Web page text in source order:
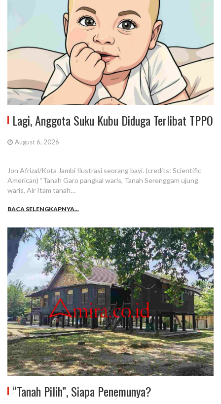
Lagi, Anggota Suku Kubu Diduga Terlibat TPPO
August 6, 2026
Jon Afrizal/Kota Jambi Ilustrasi seorang bayi. (credits: Scientific
American) “Tanah Garo pangkal waris, Tanah Serenggam ujung
waris, Air Itam tanah…
BACA SELENGKAPNYA...
“Tanah Pilih”, Siapa Penemunya?